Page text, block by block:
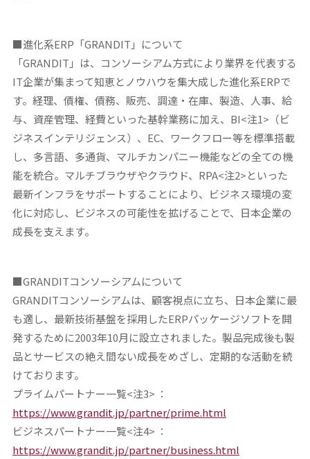
■進化系ERP 「GRANDIT 」について
「GRANDIT」は、コンソーシアム方式により業界を代表する
IT企業が集まって知恵とノウハウを集大成した進化系ERPで
す。経理、債権、債務、販売、調達・在庫、製造、人事、給
与、資産管理、経費といった基幹業務に加え、BI<注1>（ビ
ジネスインテリジェンス）、EC、ワークフロー等を標準搭載
し、多言語、多通貨、マルチカンパニー機能などの全ての機
能を統合。マルチブラウザやクラウド、RPA<注2>といった
最新インフラをサポートすることにより、ビジネス環境の変
化に対応し、ビジネスの可能性を拡げることで、日本企業の
成長を支えます。
■GRANDITコンソーシアムについて
GRANDITコンソーシアムは、顧客視点に立ち、日本企業に最
も適し、最新技術基盤を採用したERPパッケージソフトを開
発するために2003年10月に設立されました。製品完成後も製
品とサービスの絶え間ない成長をめざし、定期的な活動を続
けております。
プライムパートナー一覧<注3> ：
https://www.grandit.jp/partner/prime.html
ビジネスパートナー一覧<注4> ：
https://www.grandit.jp/partner/business.html